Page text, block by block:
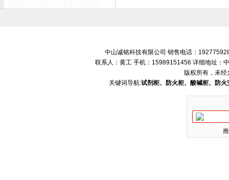
中山诚铭科技有限公司 销售电话：
联系人：黄工 手机：15989151456 详细地址：
版权所有，未经
关键词导航:试剂柜、防火柜、酸碱柜、防